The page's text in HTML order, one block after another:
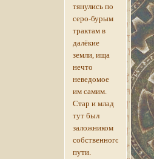
тянулись по
серо-бурым
трактам в
далёкие
земли, ища
нечто
неведомое
им самим.
Стар и млад
тут был
заложником
собственного
пути.